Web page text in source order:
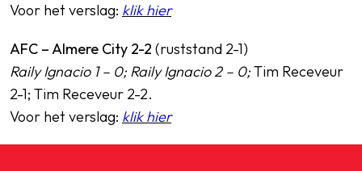
Voor het verslag: klik hier
AFC – Almere City 2-2 (ruststand 2-1)
Raily Ignacio 1 – 0; Raily Ignacio 2 – 0;Tim Receveur
2-1; Tim Receveur 2-2.
Voor het verslag: klik hier